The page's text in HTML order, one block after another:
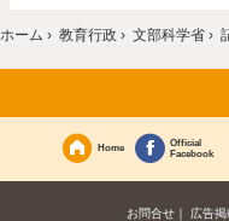
ホーム › 教育行政 › 文部科学省 ›
Home
Official
Facebook
お問合せ 広告掲